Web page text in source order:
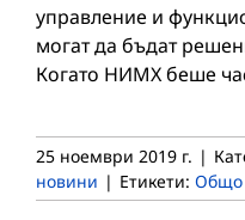
управление и
могат да бъдат
Когато НИМХ беше
25 ноември 2019 г. |
новини | Етикети: Общо